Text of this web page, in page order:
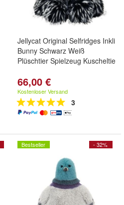
Jellycat Original Selfridges Inkli
Bunny Schwarz Weiß
Plüschtier Spielzeug Kuscheltie
66,00 €
Kostenloser Versand
3
- 32%
Bestseller